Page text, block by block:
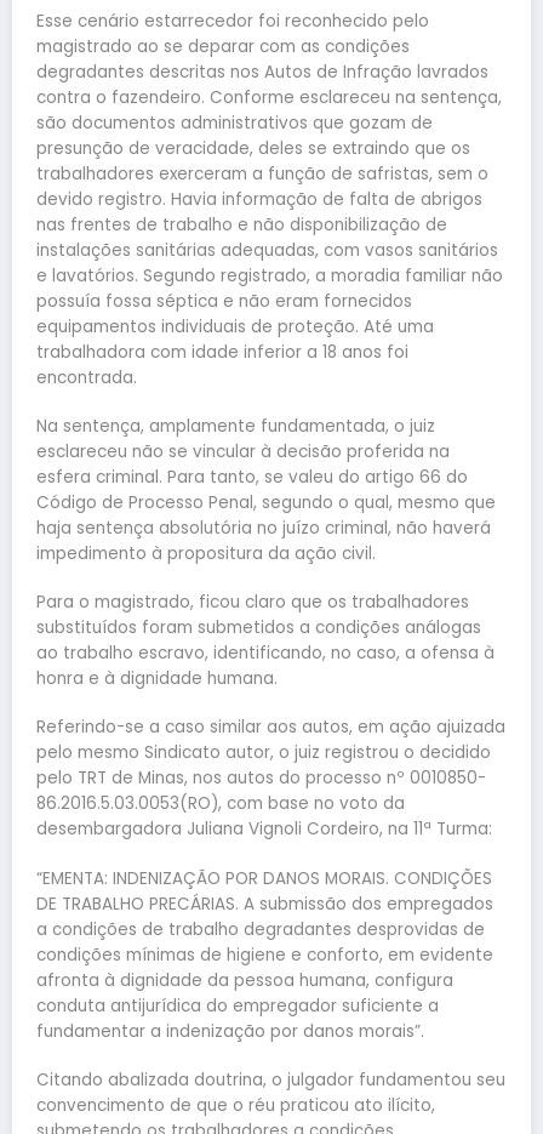
Esse cenário estarrecedor foi reconhecido pelo
magistrado ao se deparar com as condições
degradantes descritas nos Autos de Infração lavrados
contra o fazendeiro. Conforme esclareceu na sentença,
são documentos administrativos que gozam de
presunção de veracidade, deles se extraindo que os
trabalhadores exerceram a função de safristas, sem o
devido registro. Havia informação de falta de abrigos
nas frentes de trabalho e não disponibilização de
instalações sanitárias adequadas, com vasos sanitários
e lavatórios. Segundo registrado, a moradia familiar não
possuía fossa séptica e não eram fornecidos
equipamentos individuais de proteção. Até uma
trabalhadora com idade inferior a 18 anos foi
encontrada.
Na sentença, amplamente fundamentada, o juiz
esclareceu não se vincular à decisão proferida na
esfera criminal. Para tanto, se valeu do artigo 66 do
Código de Processo Penal, segundo o qual, mesmo que
haja sentença absolutória no juízo criminal, não haverá
impedimento à propositura da ação civil.
Para o magistrado, ficou claro que os trabalhadores
substituídos foram submetidos a condições análogas
ao trabalho escravo, identificando, no caso, a ofensa à
honra e à dignidade humana.
Referindo-se a caso similar aos autos, em ação ajuizada
pelo mesmo Sindicato autor, o juiz registrou o decidido
pelo TRT de Minas, nos autos do processo nº 0010850-
86.2016.5.03.0053(RO), com base no voto da
desembargadora Juliana Vignoli Cordeiro, na 11ª Turma:
“EMENTA: INDENIZAÇÃO POR DANOS MORAIS. CONDIÇÕES
DE TRABALHO PRECÁRIAS. A submissão dos empregados
a condições de trabalho degradantes desprovidas de
condições mínimas de higiene e conforto, em evidente
afronta à dignidade da pessoa humana, configura
conduta antijurídica do empregador suficiente a
fundamentar a indenização por danos morais”.
Citando abalizada doutrina, o julgador fundamentou seu
convencimento de que o réu praticou ato ilícito,